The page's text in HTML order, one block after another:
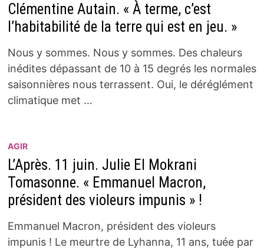
Clémentine Autain. « À terme, c’est
l’habitabilité de la terre qui est en jeu. »
Nous y sommes. Nous y sommes. Des chaleurs
inédites dépassant de 10 à 15 degrés les normales
saisonnières nous terrassent. Oui, le déréglément
climatique met …
AGIR
L’Après. 11 juin. Julie El Mokrani
Tomasonne. « Emmanuel Macron,
président des violeurs impunis » !
Emmanuel Macron, président des violeurs
impunis ! Le meurtre de Lyhanna, 11 ans, tuée par